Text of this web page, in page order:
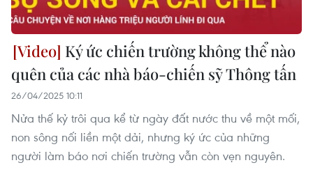
Ký ức chiến trường không thể nào
quên của các nhà báo-chiến sỹ Thông tấn
26/04/2025 10:11
Nửa thế kỷ trôi qua kể từ ngày đất nước thu về một mối,
non sông nối liền một dải, nhưng ký ức của những
người làm báo nơi chiến trường vẫn còn vẹn nguyên.